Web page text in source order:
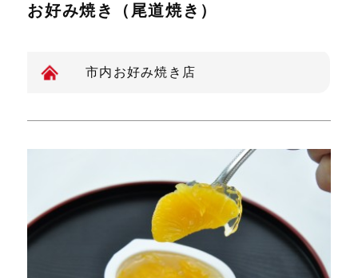
お好み焼き（尾道焼き）
市内お好み焼き店